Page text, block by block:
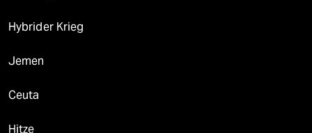
Hybrider Krieg
Jemen
Ceuta
Hitze